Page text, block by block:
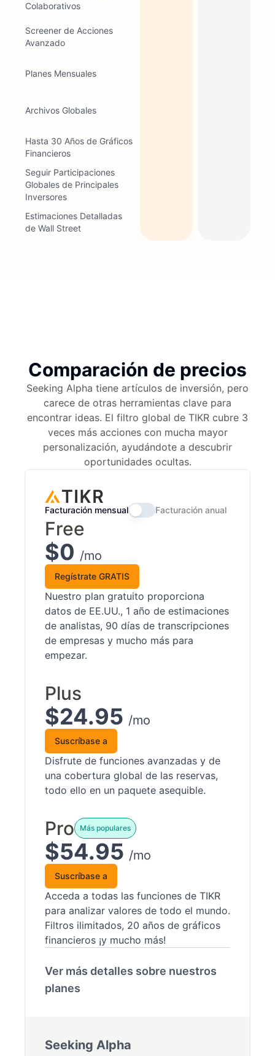
Colaborativos
Screener de Acciones
Avanzado
Planes Mensuales
Archivos Globales
Hasta 30 Años de Gráficos
Financieros
Seguir Participaciones
Globales de Principales
Inversores
Estimaciones Detalladas
de Wall Street
Comparación de precios
Seeking Alpha tiene artículos de inversión, pero
carece de otras herramientas clave para
encontrar ideas. El filtro global de TIKR cubre 3
veces más acciones con mucha mayor
personalización, ayudándote a descubrir
oportunidades ocultas.
Facturación mensual Facturación anual
Free
$0 /mo
Regístrate GRATIS
Nuestro plan gratuito proporciona
datos de EE.UU., 1 año de estimaciones
de analistas, 90 días de transcripciones
de empresas y mucho más para
empezar.
Plus
$24.95 /mo
Suscríbase a
Disfrute de funciones avanzadas y de
una cobertura global de las reservas,
todo ello en un paquete asequible.
Pro Más populares
$54.95 /mo
Suscríbase a
Acceda a todas las funciones de TIKR
para analizar valores de todo el mundo.
Filtros ilimitados, 20 años de gráficos
financieros ¡y mucho más!
Ver más detalles sobre nuestros
planes
Seeking Alpha